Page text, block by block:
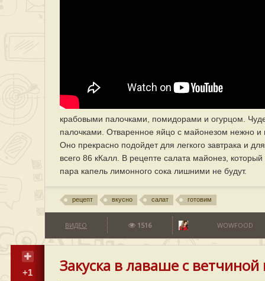
крабовыми палочками, помидорами и огурцом.
палочками. Отваренное яйцо с майонезом нежно и
Оно прекрасно подойдет для легкого завтрака и
всего 86 кКалл. В рецепте салата майонез,
пара капель лимонного сока лишними не будут.
рецепт вкусно салат готовим
ВИДЕО 1516 WOWFOOD
+1 Закуска в лаваше с